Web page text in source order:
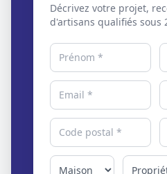
Décrivez votre projet,
d'artisans qualifiés sous